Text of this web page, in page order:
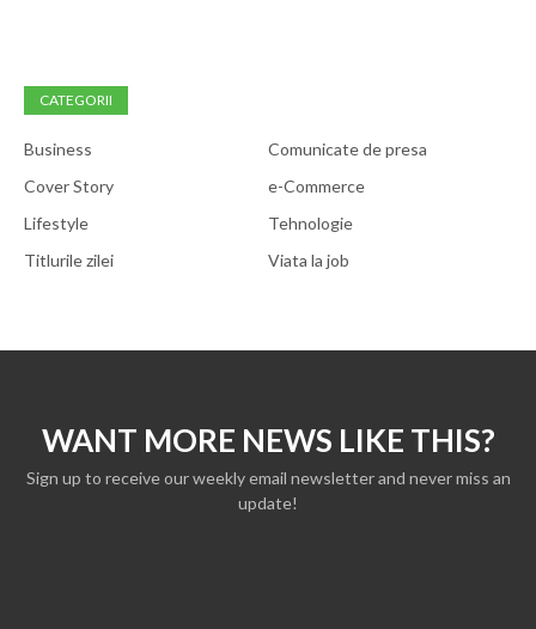
CATEGORII
Business
Comunicate de presa
Cover Story
e-Commerce
Lifestyle
Tehnologie
Titlurile zilei
Viata la job
WANT MORE NEWS LIKE THIS?
Sign up to receive our weekly email newsletter and never miss an
update!